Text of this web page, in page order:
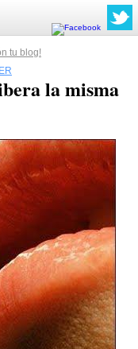
tu blog!
la misma